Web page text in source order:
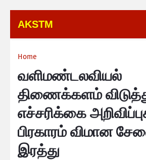
AKSTM
Home
வளிமண்டலவியல்
திணைக்களம்
எச்சரிக்கை
பிரகாரம் விமான
இரத்து